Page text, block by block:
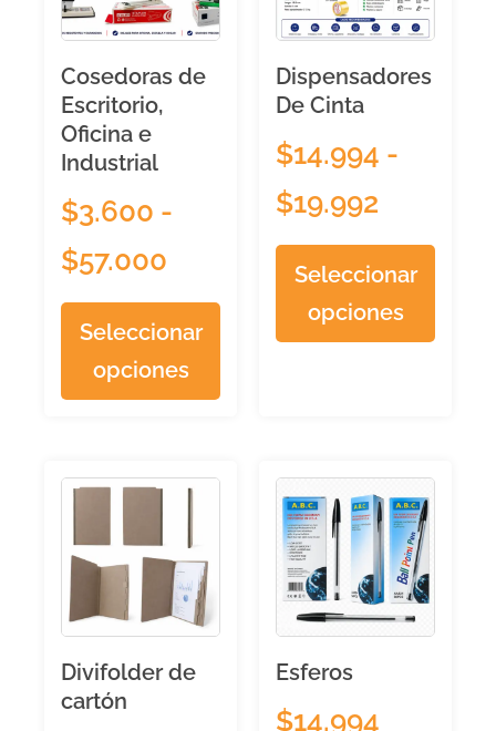
Cosedoras de
Escritorio,
Oficina e
Industrial
$3.600 -
$57.000
Seleccionar
opciones
Dispensadores
De Cinta
$14.994 -
$19.992
Seleccionar
opciones
Divifolder de
cartón
Esferos
$14.994